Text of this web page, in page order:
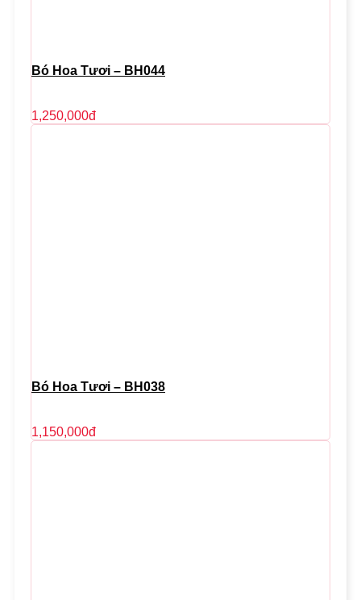
Bó Hoa Tươi – BH044
1,250,000đ
Bó Hoa Tươi – BH038
1,150,000đ